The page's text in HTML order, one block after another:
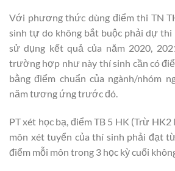
Với phương thức dùng điểm thi TN
sinh tự do không bắt buộc phải dự thi
sử dụng kết quả của năm 2020,
trường hợp như này thí sinh cần có
bằng điểm chuẩn của ngành/nhóm
năm tương ứng trước đó.
PT xét học bạ, điểm TB 5 HK (Trừ
môn xét tuyển của thí sinh phải đạt
điểm mỗi môn trong 3 học kỳ cuối